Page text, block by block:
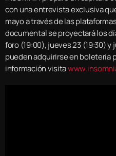
con una entrevista exclusiva
mayo a través de las
documental se proyectará los
foro (19:00), jueves 23 (19:30) y
pueden adquirirse en boletería
información visita